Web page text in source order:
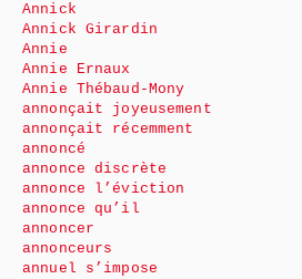
Annick
Annick Girardin
Annie
Annie Ernaux
Annie Thébaud-Mony
annonçait joyeusement
annonçait récemment
annoncé
annonce discrète
annonce l’éviction
annonce qu’il
annoncer
annonceurs
annuel s’impose